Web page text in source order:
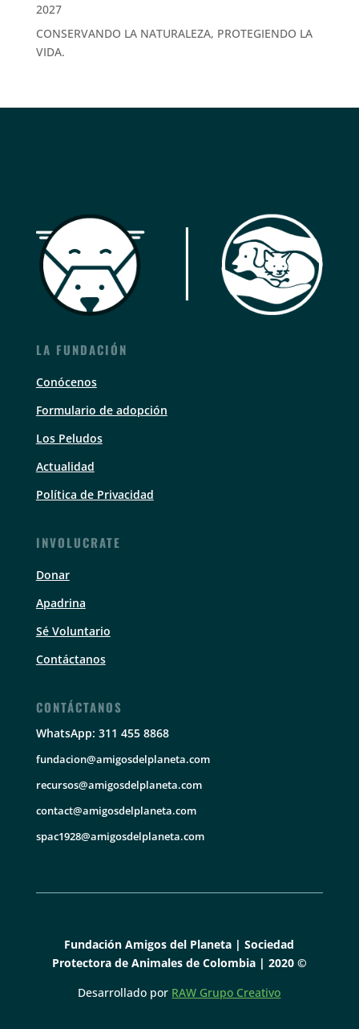
2027
CONSERVANDO LA NATURALEZA, PROTEGIENDO LA
VIDA.
LA FUNDACIÓN
Conócenos
Formulario de adopción
Los Peludos
Actualidad
Política de Privacidad
INVOLUCRATE
Donar
Apadrina
Sé Voluntario
Contáctanos
CONTÁCTANOS
WhatsApp: 311 455 8868
fundacion@amigosdelplaneta.com
recursos@amigosdelplaneta.com
contact@amigosdelplaneta.com
spac1928@amigosdelplaneta.com
Fundación Amigos del Planeta | Sociedad
Protectora de Animales de Colombia | 2020 ©
Desarrollado por RAW Grupo Creativo